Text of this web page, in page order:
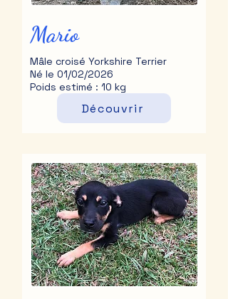
Mario
Mâle croisé Yorkshire Terrier
Né le 01/02/2026
Poids estimé : 10 kg
Découvrir